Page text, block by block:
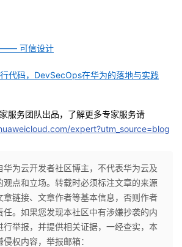
—— 可信设计
代码，DevSecOps在华为的落地与实践
服务团队出品，了解更多专家服务请
expert?utm_source=blog
华为云开发者社区博主，不代表华为云及
观点和立场。转载时必须标注文章的来源
章链接、文章作者等基本信息，否则作者
任。如果您发现本社区中有涉嫌抄袭的内
行举报，并提供相关证据，一经查实，本
权内容，举报邮箱：